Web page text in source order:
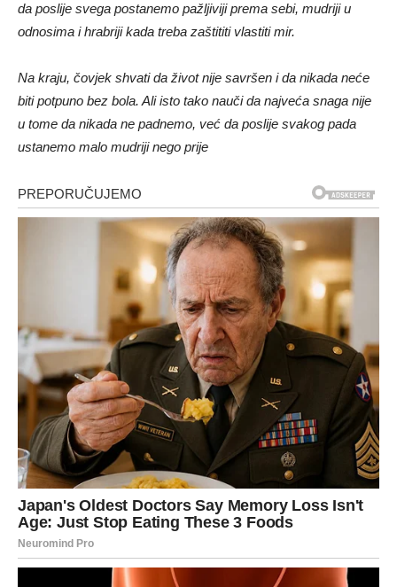
da poslije svega postanemo pažljiviji prema sebi, mudriji u
odnosima i hrabriji kada treba zaštititi vlastiti mir.
Na kraju, čovjek shvati da život nije savršen i da nikada neće
biti potpuno bez bola. Ali isto tako nauči da najveća snaga nije
u tome da nikada ne padnemo, već da poslije svakog pada
ustanemo malo mudriji nego prije